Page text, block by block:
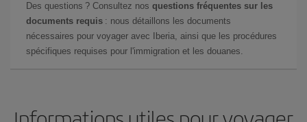
Des questions ? Consultez nos questions fréquentes sur les
documents requis : nous détaillons les documents
nécessaires pour voyager avec Iberia, ainsi que les procédures
spécifiques requises pour l'immigration et les douanes.